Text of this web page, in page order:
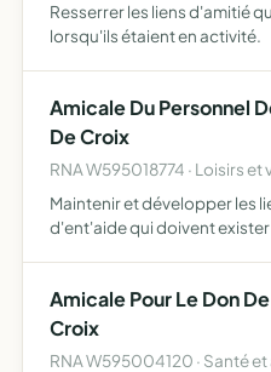
Resserrer les liens d'amitié
lorsqu'ils étaient en activité.
Amicale Du Personnel
De Croix
RNA W595018774 · Loisirs et
Maintenir et développer les
d'ent'aide qui doivent
Amicale Pour Le Don
Croix
RNA W595004120 · Santé